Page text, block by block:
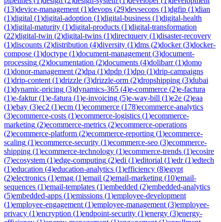
(13)device-management (1)devops (29)devsecops (1)dgfip (1)dian
(1)digital (1)digital-adoption (1)digital-business (1)digital-health
(1)digital-maturity (1)digital-products (1)digital-transformation
(22)digital-twin (2)digital-twins (1)directquery (1)disaster-recovery
(1)discounts (2)distribution (4)diversity (1)dms (2)docker(3)docker-
compose (1)doctype (1)document-management (3)document-
processing (2)documentation (2)documents (4)dolibarr(1)domo
(1)donor-management (2)dpa (1)dpdp (1)dpo (1)drip-campaigns
(1)drip-content (1)drizzle (3)drizzle-orm (2)dropshipping (3)dubai
(1)dynamic-pricing (3)dynamics-365 (4)e-commerce (2)e-factura
(1)e-faktur(1)e-fatura (1)e-invoicing (5)e-way-bill (1)e2e (2)eaa
(1)ebay (3)ec2 (1)ecm (1)ecommerce (178)ecommerce-analytics
(3)ecommerce-costs (1)ecommerce-logistics (1)ecommerce-
marketing (2)ecommerce-metrics (2)ecommerce-operations
(2)ecommerce-platform (2)ecommerce-reporting (1)ecommerce-
scaling (1)ecommerce-security (1)ecommerce-seo (3)ecommerce-
shipping (1)ecommerce-technology (1)ecommerce-trends (1)ecosire
(7)ecosystem (1)edge-computing (2)edi (1)editorial (1)edr(1)edtech
(1)education (4)education-analytics (1)efficiency (8)egypt
(2)electronics (1)emag (1)email (2)email-marketing (10)email-
sequences (1)email-templates (1)embedded (2)embedded-analytics
(5)embedded-apps (1)emissions (1)employee-development
(1)employee-engagement (1)employee-management (3)employee-
privacy (1)encryption (1)endpoint-security (1)energy (3)energy-